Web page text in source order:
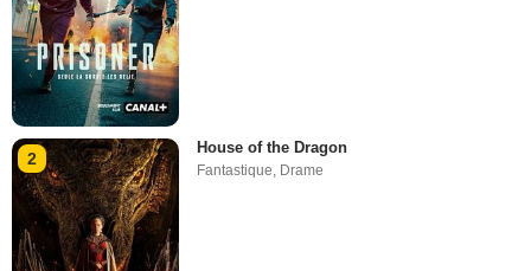
2
House of the Dragon
Fantastique Drame